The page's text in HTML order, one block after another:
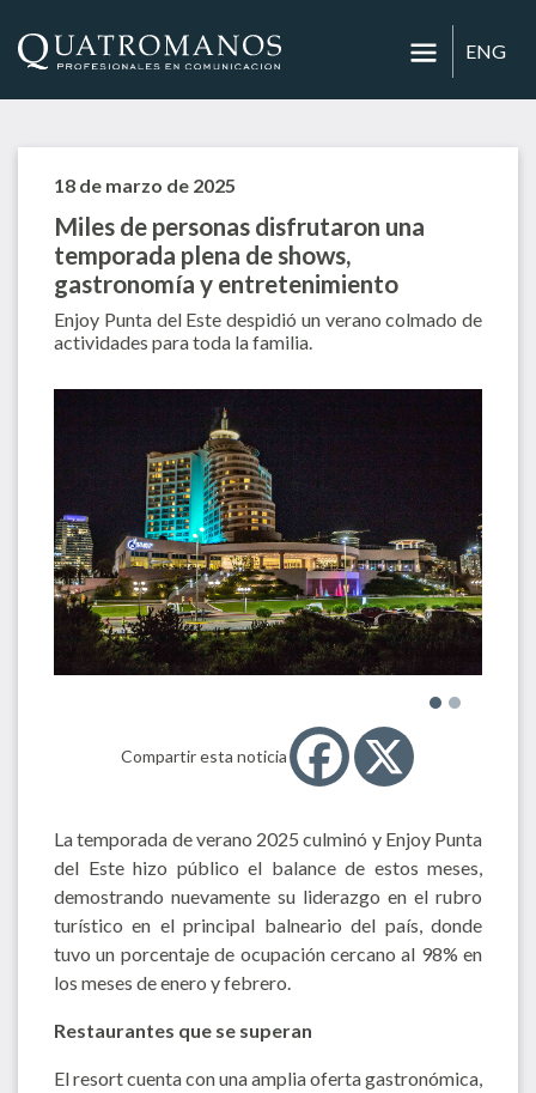
ENG
18 de marzo de 2025
Miles de personas disfrutaron una
temporada plena de shows,
gastronomía y entretenimiento
Enjoy Punta del Este despidió un verano colmado de
actividades para toda la familia.
Compartir esta noticia
La temporada de verano 2025 culminó y Enjoy Punta
del Este hizo público el balance de estos meses,
demostrando nuevamente su liderazgo en el rubro
turístico en el principal balneario del país, donde
tuvo un porcentaje de ocupación cercano al 98% en
los meses de enero y febrero.
Restaurantes que se superan
El resort cuenta con una amplia oferta gastronómica,